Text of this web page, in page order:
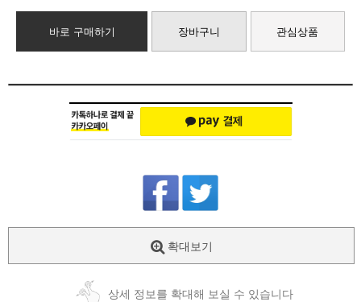
바로 구매하기 장바구니 관심상품
확대보기
상세 정보를 확대해 보실 수 있습니다